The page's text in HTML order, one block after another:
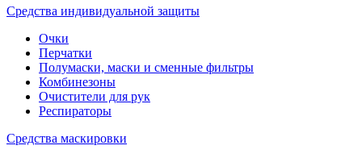
Средства индивидуальной защиты
Очки
Перчатки
Полумаски, маски и сменные фильтры
Комбинезоны
Очистители для рук
Респираторы
Средства маскировки